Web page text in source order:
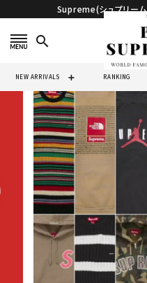
Supreme(シュプリー
search
NEW ARRIVALS RANKING
search
人気ワード
2026SS 2025AW 2025SS
Tシャツ・ロングスリーブ キャップ・ハッ
パーカー・クルーネック ショルダー・